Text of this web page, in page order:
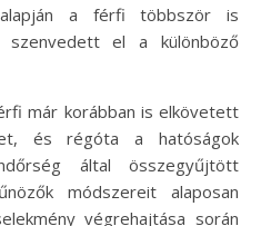
alapján a férfi többször is
szenvedett el a különböző
már korábban is elkövetett
és régóta a hatóságok
által összegyűjtött
módszereit alaposan
végrehajtása során